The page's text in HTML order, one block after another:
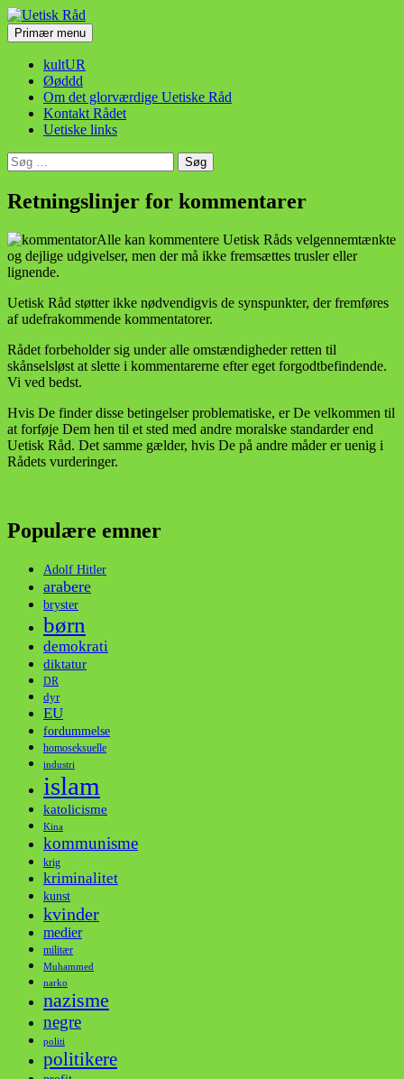
Hop
til
indhold
Uetisk Råd
SøgPrimær menu
kultUR
Øøddd
Om det glorværdige Uetiske Råd
Kontakt Rådet
Uetiske links
Søg
efter:
Retningslinjer for kommentarer
Alle kan kommentere Uetisk Råds velgennemtænkte
og dejlige udgivelser, men der må ikke fremsættes trusler eller
lignende.
Uetisk Råd støtter ikke nødvendigvis de synspunkter, der fremføres
af udefrakommende kommentatorer.
Rådet forbeholder sig under alle omstændigheder retten til
skånselsløst at slette i kommentarerne efter eget forgodtbefindende.
Vi ved bedst.
Hvis De finder disse betingelser problematiske, er De velkommen til
at forføje Dem hen til et sted med andre moralske standarder end
Uetisk Råd. Det samme gælder, hvis De på andre måder er uenig i
Rådets vurderinger.
Populære emner
Adolf Hitler
arabere
bryster
børn
demokrati
diktatur
DR
dyr
EU
fordummelse
homoseksuelle
industri
islam
katolicisme
Kina
kommunisme
krig
kriminalitet
kunst
kvinder
medier
militær
Muhammed
narko
nazisme
negre
politi
politikere